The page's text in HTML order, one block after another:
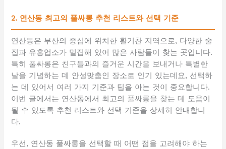
2. 연산동 최고의 풀싸롱 추천 리스트와 선택 기준
연산동은 부산의 중심에 위치한 활기찬 지역으로, 다양한 술
집과 유흥업소가 밀집해 있어 많은 사람들이 찾는 곳입니다.
특히 풀싸롱은 친구들과의 즐거운 시간을 보내거나 특별한
날을 기념하는 데 안성맞춤인 장소로 인기 있는데요, 선택하
는 데 있어서 여러 가지 기준과 팁을 아는 것이 중요합니다.
이번 글에서는 연산동에서 최고의 풀싸롱을 찾는 데 도움이
될 수 있도록 추천 리스트와 선택 기준을 상세히 안내합니
다.
우선, 연산동 풀싸롱을 선택할 때 어떤 점을 고려해야 하는